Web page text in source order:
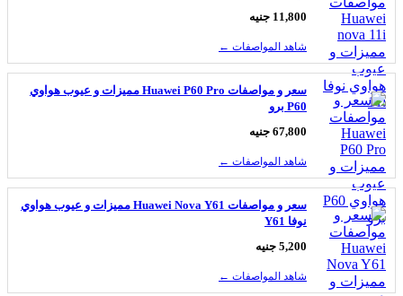
11,800 جنيه
شاهد المواصفات ←
سعر و مواصفات Huawei P60 Pro مميزات و عيوب هواوي
67,800 جنيه
شاهد المواصفات ←
سعر و مواصفات Huawei Nova Y61 مميزات و عيوب هواوي
نوفا Y61
5,200 جنيه
شاهد المواصفات ←